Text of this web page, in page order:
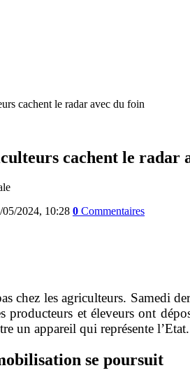
cachent le radar avec du foin
cachent le radar
05/2024, 10:28 0 Commentaires
chez les agriculteurs. Samedi
producteurs et éleveurs ont
un appareil qui représente l’Etat.
se poursuit